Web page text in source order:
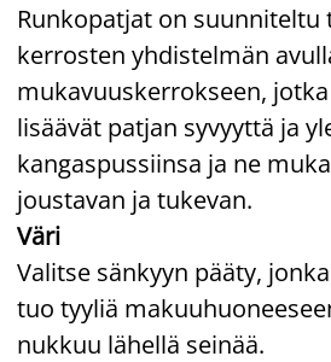
Runkopatjat on
kerrosten yhdistelmän
mukavuuskerrokseen,
lisäävät patjan syvyyttä ja
kangaspussiinsa ja ne
joustavan ja tukevan.
Väri
Valitse sänkyyn pääty,
tuo tyyliä
nukkuu lähellä seinää.